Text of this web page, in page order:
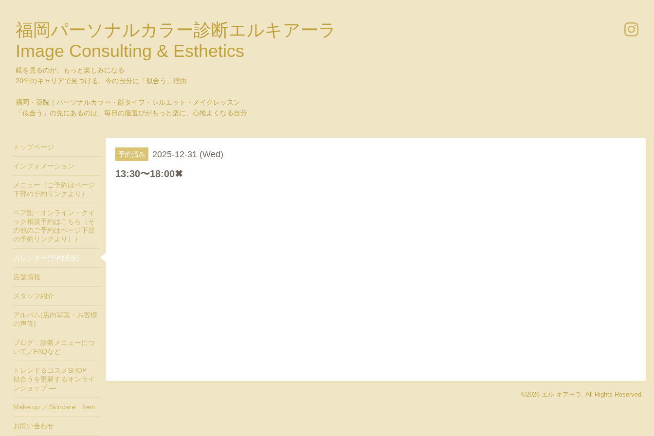
福岡パーソナルカラー診断エルキアーラ
Image Consulting & Esthetics
鏡を見るのが、もっと楽しみになる
20年のキャリアで見つける、今の自分に「似合う」理由
福岡・薬院｜パーソナルカラー・顔タイプ・シルエット・メイクレッスン
「似合う」の先にあるのは、毎日の服選びがもっと楽に、心地よくなる自分
予約済み 2025-12-31 (Wed)
13:30〜18:00✖
©2026 エル キアーラ . All Rights Reserved.
トップページ
インフォメーション
メニュー（ご予約はページ
下部の予約リンクより）
ペア割・オンライン・クイ
ック相談予約はこちら（そ
の他のご予約はページ下部
の予約リンクより））
カレンダー(予約状況)
店舗情報
スタッフ紹介
アルバム(店内写真・お客様
の声等)
ブログ：診断メニューにつ
いて／FAQなど
トレンド＆コスメSHOP ―
似合うを更新するオンライ
ンショップ ―
Make up ／Skincare Item
お問い合わせ